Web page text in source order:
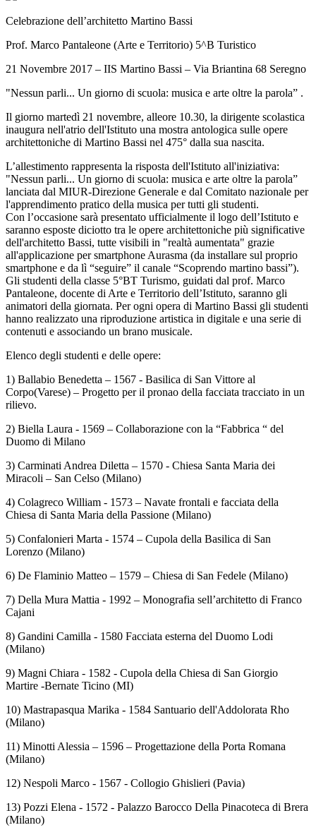
Celebrazione dell’architetto Martino Bassi
Prof. Marco Pantaleone (Arte e Territorio) 5^B Turistico
21 Novembre 2017 – IIS Martino Bassi – Via Briantina 68 Seregno
"Nessun parli... Un giorno di scuola: musica e arte oltre la parola” .
Il giorno martedì 21 novembre, alleore 10.30, la dirigente scolastica
inaugura nell'atrio dell'Istituto una mostra antologica sulle opere
architettoniche di Martino Bassi nel 475° dalla sua nascita.
L’allestimento rappresenta la risposta dell'Istituto all'iniziativa:
"Nessun parli... Un giorno di scuola: musica e arte oltre la parola”
lanciata dal MIUR-Direzione Generale e dal Comitato nazionale per
l'apprendimento pratico della musica per tutti gli studenti.
Con l’occasione sarà presentato ufficialmente il logo dell’Istituto e
saranno esposte diciotto tra le opere architettoniche più significative
dell'architetto Bassi, tutte visibili in "realtà aumentata" grazie
all'applicazione per smartphone Aurasma (da installare sul proprio
smartphone e da lì “seguire” il canale “Scoprendo martino bassi”).
Gli studenti della classe 5°BT Turismo, guidati dal prof. Marco
Pantaleone, docente di Arte e Territorio dell’Istituto, saranno gli
animatori della giornata. Per ogni opera di Martino Bassi gli studenti
hanno realizzato una riproduzione artistica in digitale e una serie di
contenuti e associando un brano musicale.
Elenco degli studenti e delle opere:
1) Ballabio Benedetta – 1567 - Basilica di San Vittore al
Corpo(Varese) – Progetto per il pronao della facciata tracciato in un
rilievo.
2) Biella Laura - 1569 – Collaborazione con la “Fabbrica “ del
Duomo di Milano
3) Carminati Andrea Diletta – 1570 - Chiesa Santa Maria dei
Miracoli – San Celso (Milano)
4) Colagreco William - 1573 – Navate frontali e facciata della
Chiesa di Santa Maria della Passione (Milano)
5) Confalonieri Marta - 1574 – Cupola della Basilica di San
Lorenzo (Milano)
6) De Flaminio Matteo – 1579 – Chiesa di San Fedele (Milano)
7) Della Mura Mattia - 1992 – Monografia sell’architetto di Franco
Cajani
8) Gandini Camilla - 1580 Facciata esterna del Duomo Lodi
(Milano)
9) Magni Chiara - 1582 - Cupola della Chiesa di San Giorgio
Martire -Bernate Ticino (MI)
10) Mastrapasqua Marika - 1584 Santuario dell'Addolorata Rho
(Milano)
11) Minotti Alessia – 1596 – Progettazione della Porta Romana
(Milano)
12) Nespoli Marco - 1567 - Collogio Ghislieri (Pavia)
13) Pozzi Elena - 1572 - Palazzo Barocco Della Pinacoteca di Brera
(Milano)